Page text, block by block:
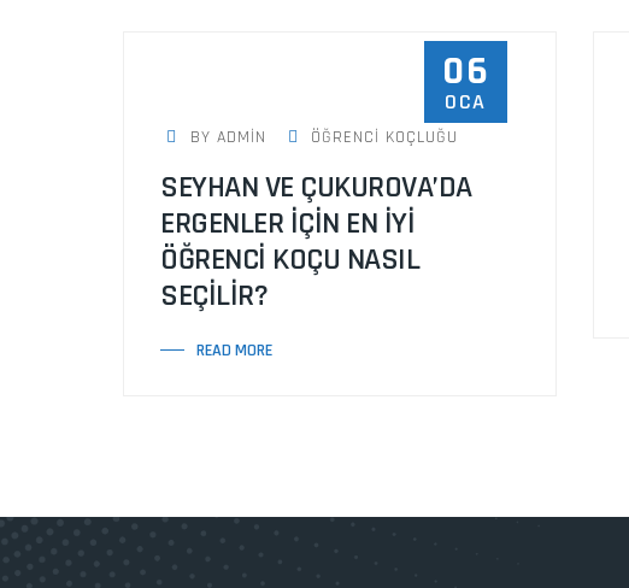
06
OCA
BY ADMIN ÖĞRENCI KOÇLUĞU
SEYHAN VE ÇUKUROVA’DA
ERGENLER İÇİN EN İYİ
ÖĞRENCİ KOÇU NASIL
SEÇİLİR?
READ MORE